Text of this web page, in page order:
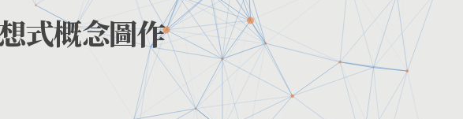
式概念圖作